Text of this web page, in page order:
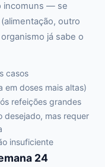
incomuns — se
outro
já sabe o
casos
em doses mais altas)
refeições grandes
mas requer
insuficiente
24